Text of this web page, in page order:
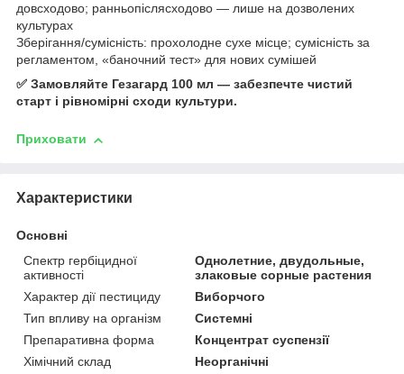
довсходово; ранньопіслясходово — лише на дозволених
культурах
Зберігання/сумісність: прохолодне сухе місце; сумісність за
регламентом, «баночний тест» для нових сумішей
✅ Замовляйте Гезагард 100 мл — забезпечте чистий
старт і рівномірні сходи культури.
Приховати
Характеристики
Основні
Спектр гербіцидної
активності
Однолетние, двудольные,
злаковые сорные растения
Характер дії пестициду
Виборчого
Тип впливу на організм
Системні
Препаративна форма
Концентрат суспензії
Хімічний склад
Неорганічні